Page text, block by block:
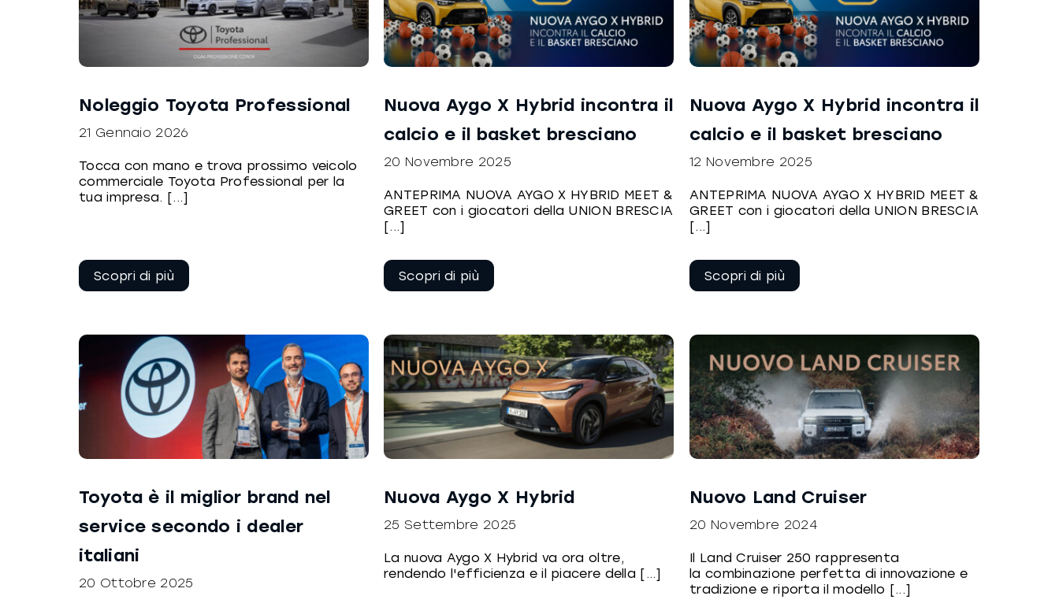
Noleggio Toyota Professional
21 Gennaio 2026
Tocca con mano e trova prossimo veicolo
commerciale Toyota Professional per la
tua impresa. [...]
Continua a
leggere
Nuova Aygo X Hybrid incontra il
calcio e il basket bresciano
20 Novembre 2025
ANTEPRIMA NUOVA AYGO X HYBRID MEET &
GREET con i giocatori della UNION BRESCIA
[...]
Continua a
leggere
Nuova Aygo X Hybrid incontra il
calcio e il basket bresciano
12 Novembre 2025
ANTEPRIMA NUOVA AYGO X HYBRID MEET &
GREET con i giocatori della UNION BRESCIA
[...]
Continua a
leggere
Toyota è il miglior brand nel
service secondo i dealer
italiani
20 Ottobre 2025
Nuova Aygo X Hybrid
25 Settembre 2025
La nuova Aygo X Hybrid va ora oltre,
rendendo l'efficienza e il piacere della [...]
Nuovo Land Cruiser
20 Novembre 2024
Il Land Cruiser 250 rappresenta
la combinazione perfetta di innovazione e
tradizione e riporta il modello [...]